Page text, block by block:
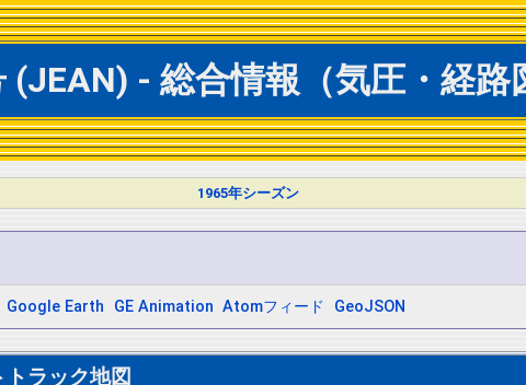
- 総合情報（気圧・経路
1965年シーズン
Google Earth GE Animation Atomフィード GeoJSON
トラック地図